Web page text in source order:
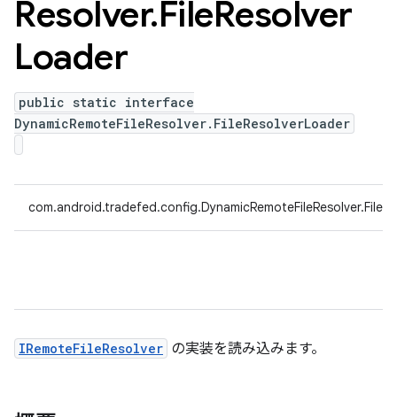
Resolver.FileResolver
Loader
public static interface
DynamicRemoteFileResolver.FileResolverLoader
IRemoteFileResolver の実装を読み込みます。